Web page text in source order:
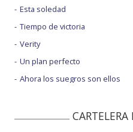
Esta soledad
Tiempo de victoria
Verity
Un plan perfecto
Ahora los suegros son ellos
CARTELERA